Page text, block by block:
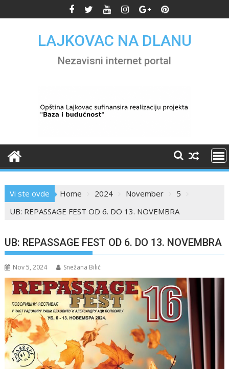
to
LAJKOVAC NA DLANU
Nezavisni internet portal
Vi ste ovde Home 2024 November
5
UB: REPASSAGE FEST OD 6. DO 13. NOVEMBRA
UB: REPASSAGE FEST OD 6. DO 13. NOVEMBRA
Nov 5, 2024 Snežana Bilić